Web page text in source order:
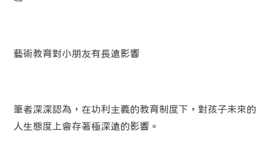
藝術教育對小朋友有長遠影響
筆者深深認為，在功利主義的教育制度下，對孩子未來的
人生態度上會存著極深遠的影響。